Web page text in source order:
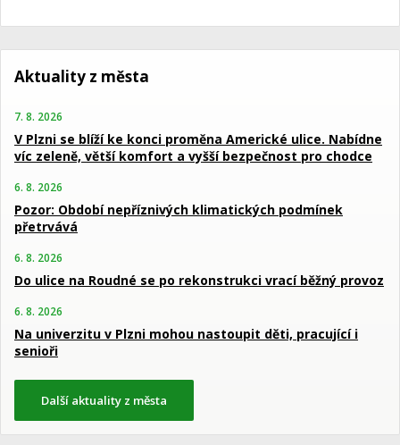
Aktuality z města
7. 8. 2026
V Plzni se blíží ke konci proměna Americké ulice. Nabídne
víc zeleně, větší komfort a vyšší bezpečnost pro chodce
6. 8. 2026
Pozor: Období nepříznivých klimatických podmínek
přetrvává
6. 8. 2026
Do ulice na Roudné se po rekonstrukci vrací běžný provoz
6. 8. 2026
Na univerzitu v Plzni mohou nastoupit děti, pracující i
senioři
Další aktuality z města